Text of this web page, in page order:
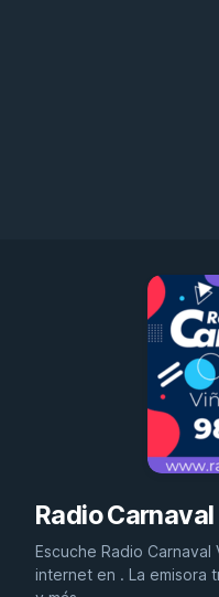
Radio
Escuche Radio
internet en . La emisora